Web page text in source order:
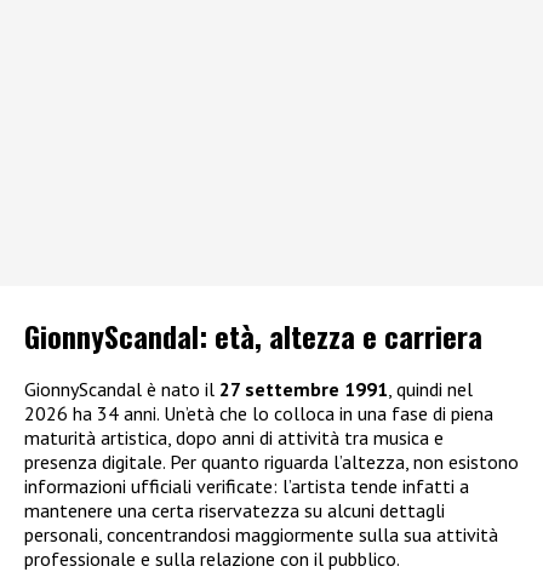
GionnyScandal: età, altezza e carriera
GionnyScandal è nato il 27 settembre 1991 , quindi nel
2026 ha 34 anni. Un’età che lo colloca in una fase di piena
maturità artistica, dopo anni di attività tra musica e
presenza digitale. Per quanto riguarda l’altezza, non esistono
informazioni ufficiali verificate: l’artista tende infatti a
mantenere una certa riservatezza su alcuni dettagli
personali, concentrandosi maggiormente sulla sua attività
professionale e sulla relazione con il pubblico.